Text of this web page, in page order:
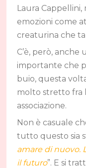
Laura
emozioni come
creaturina che
C’è, però,
importante che
buio, questa
molto stretto fra
associazione.
Non è casuale
tutto questo sia
amare di nuovo.
il futuro”. E si